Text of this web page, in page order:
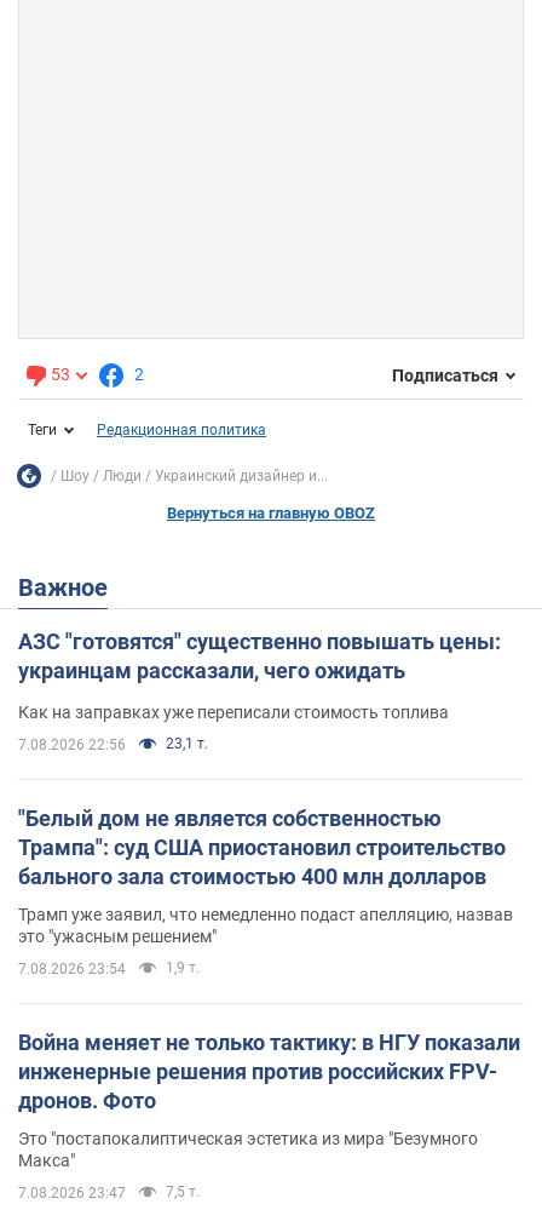
53 2 Подписаться
Теги Редакционная политика
Шоу Люди Украинский дизайнер и...
Вернуться на главную OBOZ
Важное
АЗС "готовятся" существенно повышать цены:
украинцам рассказали, чего ожидать
Как на заправках уже переписали стоимость топлива
7.08.2026 22:56 23,1 т.
"Белый дом не является собственностью
Трампа": суд США приостановил строительство
бального зала стоимостью 400 млн долларов
Трамп уже заявил, что немедленно подаст апелляцию, назвав
это "ужасным решением"
7.08.2026 23:54 1,9 т.
Война меняет не только тактику: в НГУ показали
инженерные решения против российских FPV-
дронов. Фото
Это "постапокалиптическая эстетика из мира "Безумного
Макса"
7.08.2026 23:47 7,5 т.